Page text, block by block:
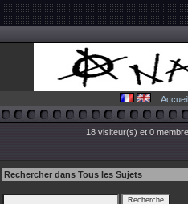
Accueil
18 visiteur(s) et 0
Rechercher dans Tous les Sujets